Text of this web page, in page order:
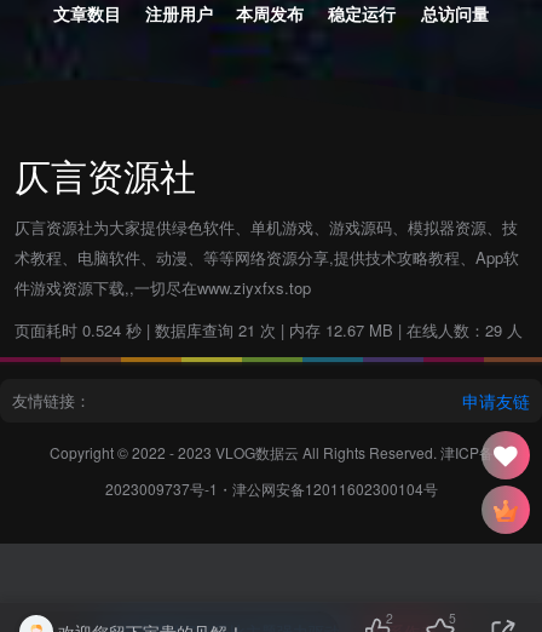
文章数目 注册用户 本周发布 稳定运行 总访问量
仄言资源社
仄言资源社为大家提供绿色软件、单机游戏、游戏源码、模拟器资源、技
术教程、电脑软件、动漫、等等网络资源分享,提供技术攻略教程、App软
件游戏资源下载,,一切尽在www.ziyxfxs.top
页面耗时 0.524 秒 | 数据库查询 21 次 | 内存 12.67 MB | 在线人数：29 人
友情链接： 申请友链
Copyright © 2022 - 2023 VLOG数据云 All Rights Reserved. 津ICP备
2023009737号-1 ・ 津公网安备12011602300104号
2 5